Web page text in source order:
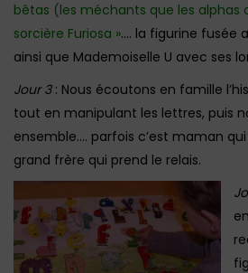
bêtas (les méchants que les
sorcière Furiosa »…. la figurine fusée
ainsi que Mademoiselle U avec ses
Jour 3 : Nous écoutons en famille
tout en manipulant les lettres, puis
ensemble…. parfois c’est maman
grand frère qui prend le relais.